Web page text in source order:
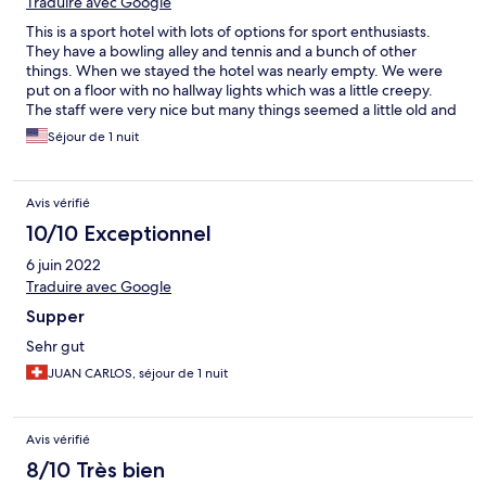
This is a sport hotel with lots of options for sport enthusiasts.
They have a bowling alley and tennis and a bunch of other
things. When we stayed the hotel was nearly empty. We were
put on a floor with no hallway lights which was a little creepy.
The staff were very nice but many things seemed a little old and
out of date. Hotel seemed clean though and room was
comfortable.
Séjour de 1 nuit
Avis vérifié
10/10 Exceptionnel
6 juin 2022
Traduire avec Google
Supper
Sehr gut
JUAN CARLOS, séjour de 1 nuit
Avis vérifié
8/10 Très bien